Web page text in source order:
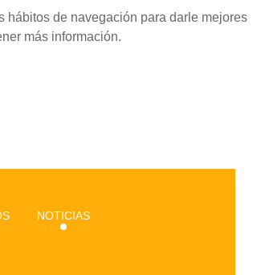
hábitos de navegación para darle mejores
más información.
NOTICIAS